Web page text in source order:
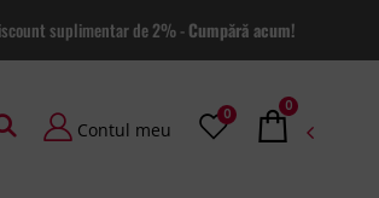
suplimentar de 2% -Cumpără acum!
Contul meu
0 0